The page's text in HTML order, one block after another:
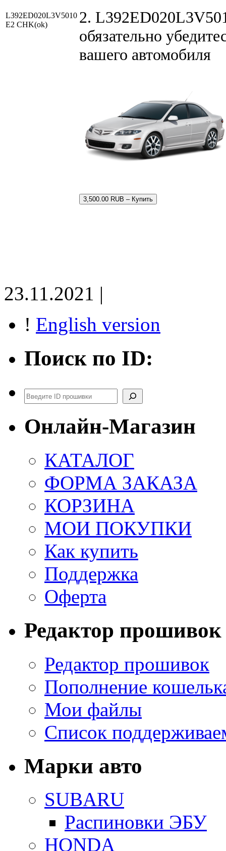
L392ED020L3V5010
E2 CHK(ok)
2.
обязательно
вашего автомобиля
3,500.00 RUB – Купить
23.11.2021 |
! English version
Поиск по ID:
Поиск
Онлайн-Магазин
КАТАЛОГ
ФОРМА ЗАКАЗА
КОРЗИНА
МОИ ПОКУПКИ
Как купить
Поддержка
Оферта
Редактор прошивок
Редактор прошивок
Пополнение
Мои файлы
Список
Марки авто
SUBARU
Распиновки ЭБУ
HONDA